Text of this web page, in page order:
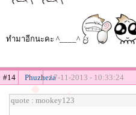
ทำมาอีกนะคะ ^____^
#14 Phuzheza17-11-2013 - 10:33:24
quote : mookey123